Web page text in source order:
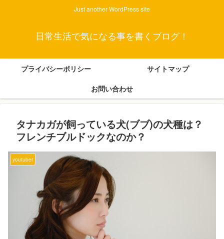
Just another WordPress site
日常生活で気になる事を書くブログ！
プライバシーポリシー
サイトマップ
お問い合わせ
タナカガが飼っている犬(ブブ)の犬種は？
フレンチブルドックなのか？
youtuber